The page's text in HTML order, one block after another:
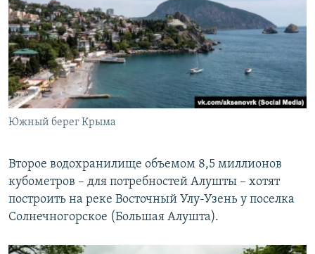
Южный берег Крыма
Второе водохранилище объемом 8,5 миллионов
кубометров – для потребностей Алушты – хотят
построить на реке Восточный Улу-Узень у поселка
Солнечногорское (Большая Алушта).